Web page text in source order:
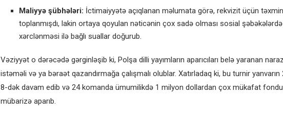
Maliyyə şübhələri: İctimaiyyətə açıqlanan məlumata görə, rekvizit üçün
toplanmışdı, lakin ortaya qoyulan nəticənin çox sadə olması sosial
xərclənməsi ilə bağlı suallar doğurub.
Vəziyyət o dərəcədə gərginləşib ki, Polşa dilli yayımların aparıcıları belə yaranan
istəməli və ya bəraət qazandırmağa çalışmalı olublar. Xatırladaq ki, bu turnir yanvarın
8-dək davam edib və 24 komanda ümumilikdə 1 milyon dollardan çox mükafat
mübarizə aparıb.